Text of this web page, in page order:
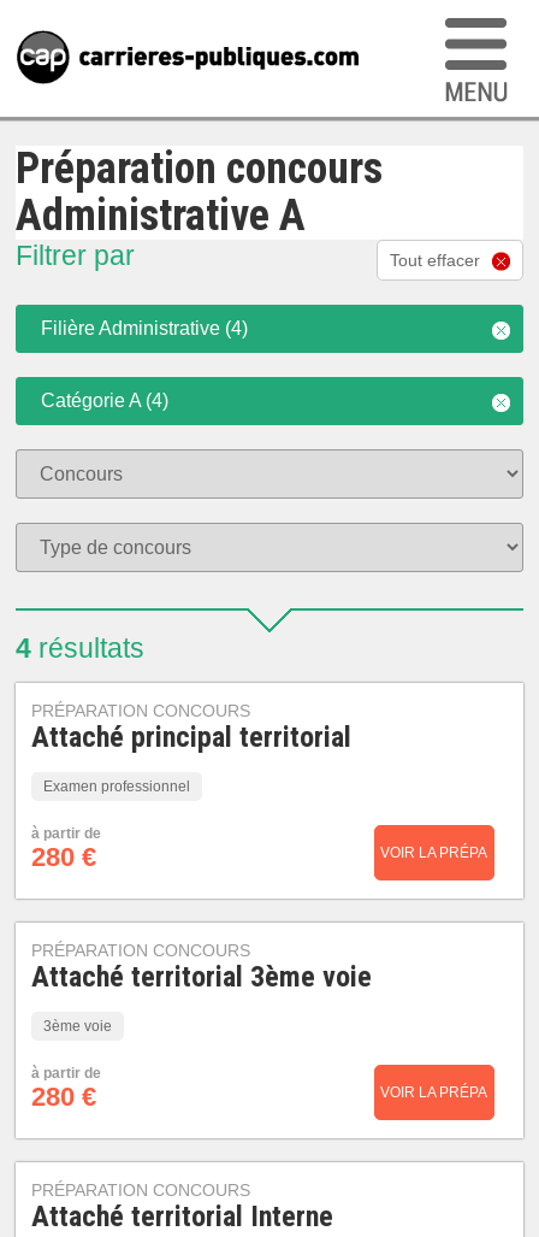
Préparation concours
Administrative A
Filtrer par Tout effacer
Filière Administrative (4)
Catégorie A (4)
4 résultats
PRÉPARATION CONCOURS
Attaché principal territorial
Examen professionnel
à partir de
280 € VOIR LA PRÉPA
PRÉPARATION CONCOURS
Attaché territorial 3ème voie
3ème voie
à partir de
280 € VOIR LA PRÉPA
PRÉPARATION CONCOURS
Attaché territorial Interne